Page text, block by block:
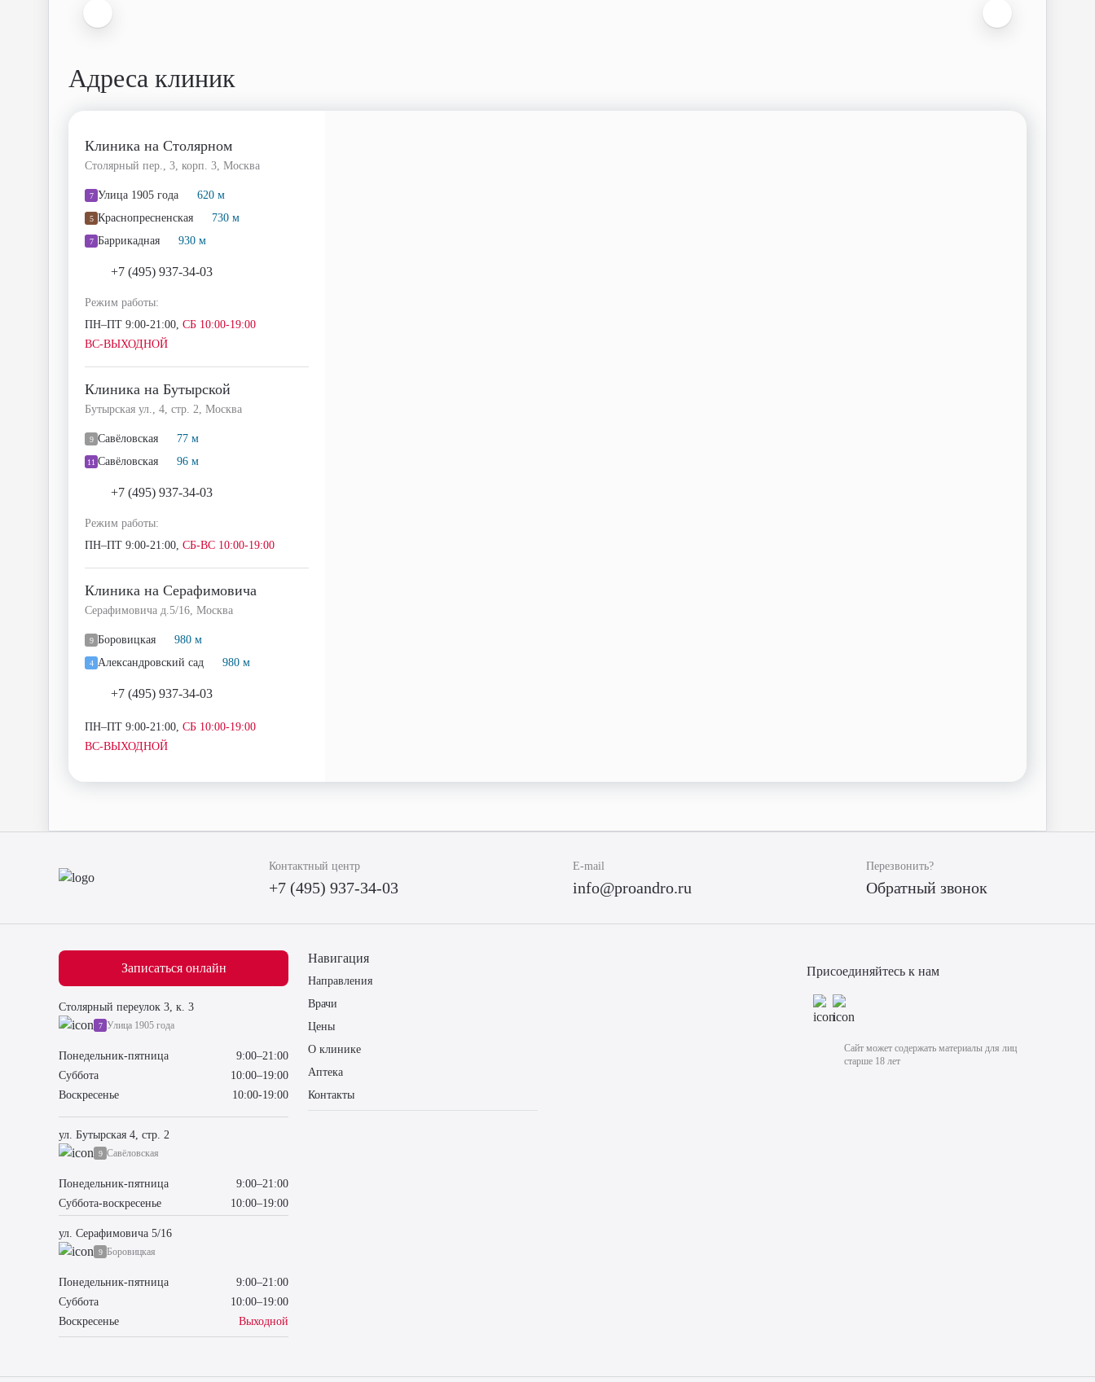
Адреса клиник
Клиника на Столярном
Столярный пер., 3, корп. 3, Москва
7 Улица 1905 года 620 м
5 Краснопресненская 730 м
7 Баррикадная 930 м
+7 (495) 937-34-03
Режим работы:
ПН–ПТ 9:00-21:00, СБ 10:00-19:00
ВС-ВЫХОДНОЙ
Клиника на Бутырской
Бутырская ул., 4, стр. 2, Москва
9 Савёловская 77 м
11 Савёловская 96 м
+7 (495) 937-34-03
Режим работы:
ПН–ПТ 9:00-21:00, СБ-ВС 10:00-19:00
Клиника на Серафимовича
Серафимовича д.5/16, Москва
9 Боровицкая 980 м
4 Александровский сад 980 м
+7 (495) 937-34-03
ПН–ПТ 9:00-21:00, СБ 10:00-19:00
ВС-ВЫХОДНОЙ
Контактный центр
+7 (495) 937-34-03
E-mail
info@proandro.ru
Перезвонить?
Обратный звонок
Записаться онлайн
Столярный переулок 3, к. 3
7 Улица 1905 года
Понедельник-пятница
9:00–21:00
Суббота
10:00–19:00
Воскресенье
10:00-19:00
ул. Бутырская 4, стр. 2
9 Савёловская
Понедельник-пятница
9:00–21:00
Суббота-воскресенье
10:00–19:00
ул. Серафимовича 5/16
9 Боровицкая
Понедельник-пятница
9:00–21:00
Суббота
10:00–19:00
Воскресенье
Выходной
Навигация
Направления
Врачи
Цены
О клинике
Аптека
Контакты
Присоединяйтесь к нам
Сайт может содержать материалы для лиц
старше 18 лет